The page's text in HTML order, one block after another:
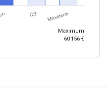
Maximum
60 156 €